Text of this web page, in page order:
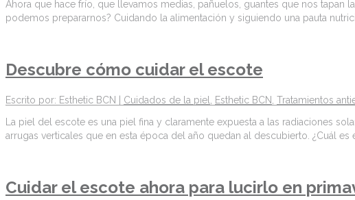
Ahora que hace frío, que llevamos medias, pañuelos, guantes que nos
podemos prepararnos? Cuidando la alimentación y siguiendo una pauta
Descubre cómo cuidar el escote
Escrito por: Esthetic BCN | Cuidados de la piel, Esthetic BCN, Tratamientos
La piel del escote es una piel fina y claramente expuesta a las radiaciones
arrugas verticales que en esta época del año quedan al descubierto. ¿Cuál es
Cuidar el escote ahora para lucirlo en